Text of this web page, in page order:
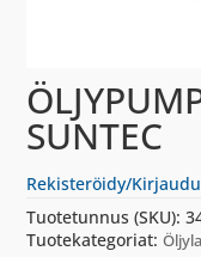
SUNTEC
Rekisteröidy/
Tuotetunnus (SKU):
Tuotekategoriat: